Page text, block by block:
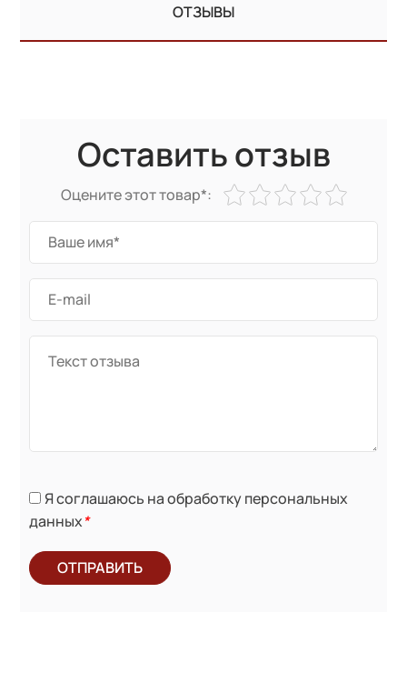
ОТЗЫВЫ
Оставить отзыв
Оцените этот товар*:
Я соглашаюсь на обработку персональных
данных*
ОТПРАВИТЬ